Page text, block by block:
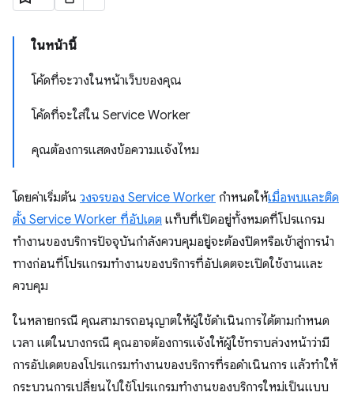
ในหน้านี้
โค้ดที่จะวางในหน้าเว็บของคุณ
โค้ดที่จะใส่ใน Service Worker
คุณต้องการแสดงข้อความแจ้งไหม
โดยค่าเริ่มต้น วงจรของ Service Worker กำหนดให้เมื่อพบและติด
ตั้ง Service Worker ที่อัปเดต แท็บที่เปิดอยู่ทั้งหมดที่โปรแกรม
ทำงานของบริการปัจจุบันกำลังควบคุมอยู่จะต้องปิดหรือเข้าสู่การนำ
ทางก่อนที่โปรแกรมทำงานของบริการที่อัปเดตจะเปิดใช้งานและ
ควบคุม
ในหลายกรณี คุณสามารถอนุญาตให้ผู้ใช้ดำเนินการได้ตามกำหนด
เวลา แต่ในบางกรณี คุณอาจต้องการแจ้งให้ผู้ใช้ทราบล่วงหน้าว่ามี
การอัปเดตของโปรแกรมทำงานของบริการที่รอดำเนินการ แล้วทำให้
กระบวนการเปลี่ยนไปใช้โปรแกรมทำงานของบริการใหม่เป็นแบบ